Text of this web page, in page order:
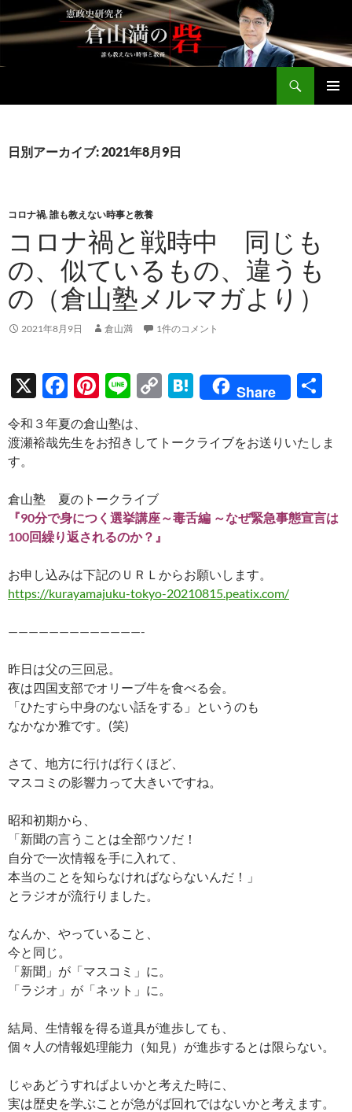
テ
ン
へ
ッ
日別アーカイブ: 2021年8月9日
コロナ禍,誰も教えない時事と教養
コロナ禍と戦時中 同じも
の、似ているもの、違うも
の（倉山塾メルマガより）
2021年8月9日 倉山満 1件のコメント
X
F
ac
e
o
o
k
Pi
nt
er
Li
e
C
p
n
H
e
Share
令和３年夏の倉山塾は、
渡瀬裕哉先生をお招きしてトークライブをお送りいたしま
す。
倉山塾 夏のトークライブ
『90分で身につく選挙講座～毒舌編 ～なぜ緊急事態宣言は
100回繰り返されるのか？』
お申し込みは下記のＵＲＬからお願いします。
https://kurayamajuku-tokyo-20210815.peatix.com/
—————————————-
昨日は父の三回忌。
夜は四国支部でオリーブ牛を食べる会。
「ひたすら中身のない話をする」というのも
なかなか雅です。(笑)
さて、地方に行けば行くほど、
マスコミの影響力って大きいですね。
昭和初期から、
「新聞の言うことは全部ウソだ！
自分で一次情報を手に入れて、
本当のことを知らなければならないんだ！」
とラジオが流行りました。
なんか、やっていること、
今と同じ。
「新聞」が「マスコミ」に。
「ラジオ」が「ネット」に。
結局、生情報を得る道具が進歩しても、
個々人の情報処理能力（知見）が進歩するとは限らない。
じゃあどうすればよいかと考えた時に、
実は歴史を学ぶことが急がば回れではないかと考えます。